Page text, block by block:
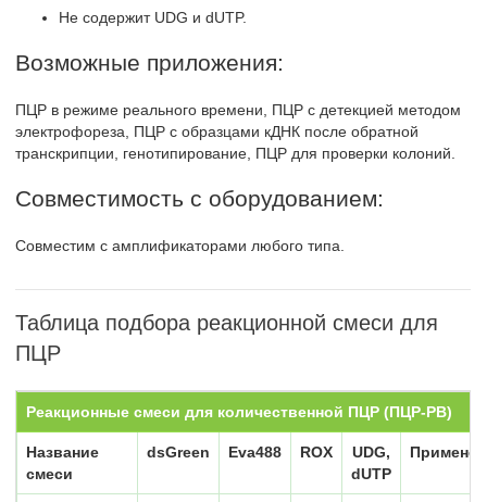
Не содержит UDG и dUTP.
Возможные приложения:
ПЦР в режиме реального времени, ПЦР с детекцией методом
электрофореза, ПЦР с образцами кДНК после обратной
транскрипции, генотипирование, ПЦР для проверки колоний.
Совместимость с оборудованием:
Совместим с амплификаторами любого типа.
Таблица подбора реакционной смеси для
ПЦР
Реакционные смеси для количественной ПЦР (ПЦР-РВ)
Название
смеси
dsGreen Eva488 ROX
UDG,
dUTP